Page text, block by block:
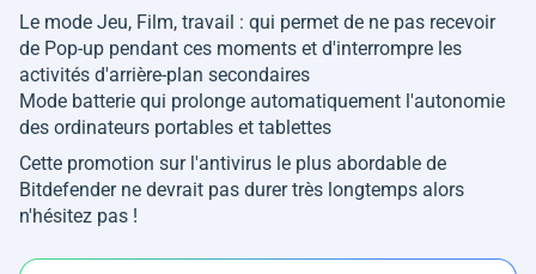
Le mode Jeu, Film, travail : qui permet de ne pas recevoir
de Pop-up pendant ces moments et d'interrompre les
activités d'arrière-plan secondaires
Mode batterie qui prolonge automatiquement l'autonomie
des ordinateurs portables et tablettes
Cette promotion sur l'antivirus le plus abordable de
Bitdefender ne devrait pas durer très longtemps alors
n'hésitez pas !